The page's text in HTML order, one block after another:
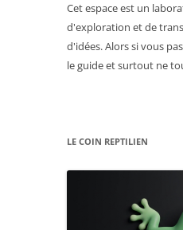
Cet espace est un
d'exploration et de
d'idées. Alors si vous
le guide et surtout ne
LE COIN REPTILIEN